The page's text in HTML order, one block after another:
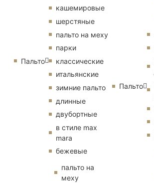
Пальто
кашемировые
шерстяные
пальто на меху
парки
классические
итальянские
зимние пальто
длинные
двубортные
в стиле max
mara
бежевые
пальто на
меху
Пальто